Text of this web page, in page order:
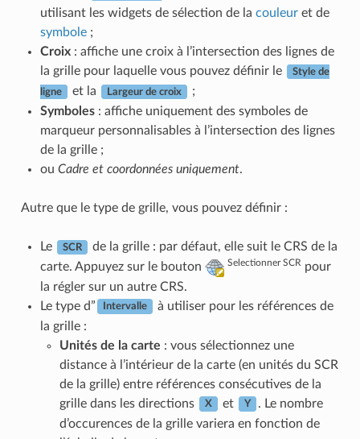
utilisant les widgets de sélection de la couleuret de
symbole;
Croix: affiche une croix à l’intersection des lignes de
la grille pour laquelle vous pouvez définir le
Style de
ligne et la Largeur de croix
;
Symboles: affiche uniquement des symboles de
marqueur personnalisables à l’intersection des lignes
de la grille ;
ou Cadre et coordonnées uniquement.
Autre que le type de grille, vous pouvez définir :
Le SCR
de la grille : par défaut, elle suit le CRS de la
carte. Appuyez sur le bouton
Selectionner SCRpour
la régler sur un autre CRS.
Le type d”
Intervalle
à utiliser pour les références de
la grille :
Unités de la carte : vous sélectionnez une
distance à l’intérieur de la carte (en unités du SCR
de la grille) entre références consécutives de la
grille dans les directions
X et Y
. Le nombre
d’occurences de la grille variera en fonction de